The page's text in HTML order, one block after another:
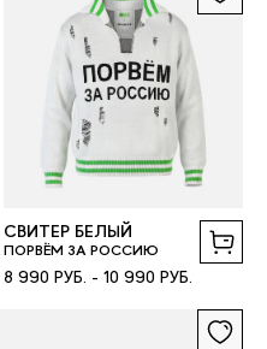
СВИТЕР БЕЛЫЙ
ПОРВЁМ ЗА РОССИЮ
8 990 РУБ. - 10 990 РУБ.